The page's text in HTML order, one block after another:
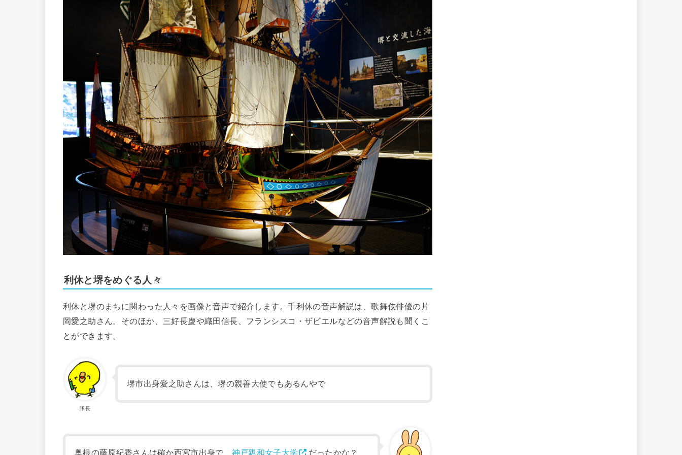
利休と堺をめぐる人々
利休と堺のまちに関わった人々を画像と音声で紹介します。千利休の音声解説は、歌舞伎俳優の片
岡愛之助さん。そのほか、三好長慶や織田信長、フランシスコ・ザビエルなどの音声解説も聞くこ
とができます。
隊長
堺市出身愛之助さんは、堺の親善大使でもあるんやで
奥様の藤原紀香さんは確か西宮市出身で、 神戸親和女子大学 だったかな？